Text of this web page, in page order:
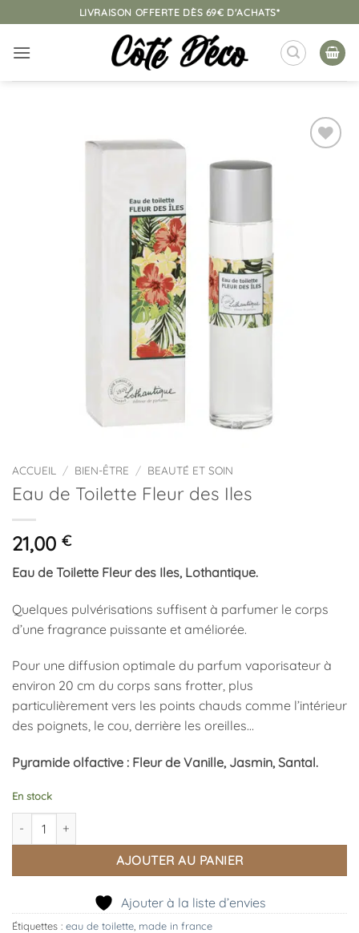
au
contenu
LIVRAISON OFFERTE DÈS 69€ D'ACHATS*
ACCUEIL / BIEN-ÊTRE / BEAUTÉ ET SOIN
Eau de Toilette Fleur des Iles
21,00 €
Eau de Toilette Fleur des Iles, Lothantique.
Quelques pulvérisations suffisent à parfumer le corps
d’une fragrance puissante et améliorée.
Pour une diffusion optimale du parfum vaporisateur à
environ 20 cm du corps sans frotter, plus
particulièrement vers les points chauds comme l’intérieur
des poignets, le cou, derrière les oreilles…
Pyramide olfactive : Fleur de Vanille, Jasmin, Santal.
En stock
quantité de Eau de Toilette Fleur des Iles
AJOUTER AU PANIER
Ajouter à la liste d’envies
Étiquettes : eau de toilette made in france